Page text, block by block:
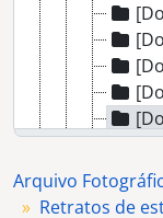
Arquivo
Retratos de